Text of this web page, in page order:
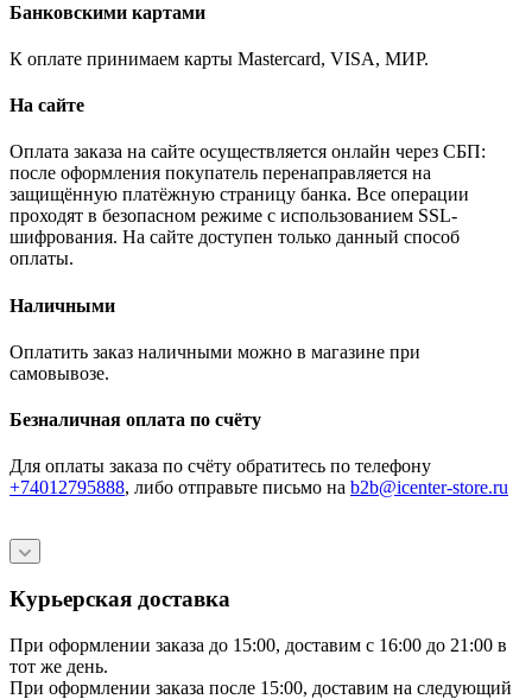
Банковскими картами
К оплате принимаем карты Mastercard, VISA, МИР.
На сайте
Оплата заказа на сайте осуществляется онлайн через СБП:
после оформления покупатель перенаправляется на
защищённую платёжную страницу банка. Все операции
проходят в безопасном режиме с использованием SSL-
шифрования. На сайте доступен только данный способ
оплаты.
Наличными
Оплатить заказ наличными можно в магазине при
самовывозе.
Безналичная оплата по счёту
Для оплаты заказа по счёту обратитесь по телефону
+74012795888, либо отправьте письмо на b2b@icenter-store.ru
Курьерская доставка
При оформлении заказа до 15:00, доставим с 16:00 до 21:00 в
тот же день.
При оформлении заказа после 15:00, доставим на следующий